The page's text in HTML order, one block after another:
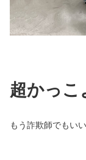
超かっこ
もう詐欺師でもい